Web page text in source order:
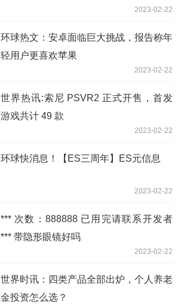
2023-02-22
环球热文：安卓面临巨大挑战，报告称年
轻用户更喜欢苹果
2023-02-22
世界热讯:索尼 PSVR2 正式开售，首发
游戏共计 49 款
2023-02-22
环球快消息！【ES三周年】ES元信息
2023-02-22
*** 次数：888888 已用完请联系开发者
*** 带隐形眼镜好吗
2023-02-22
世界时讯：四类产品全部出炉，个人养老
金投资怎么选？